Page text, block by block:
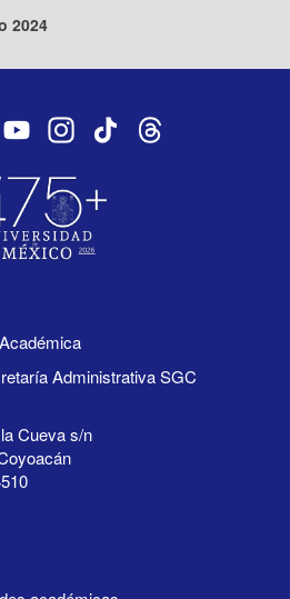
2024
Administrativa SGC
Cueva s/n